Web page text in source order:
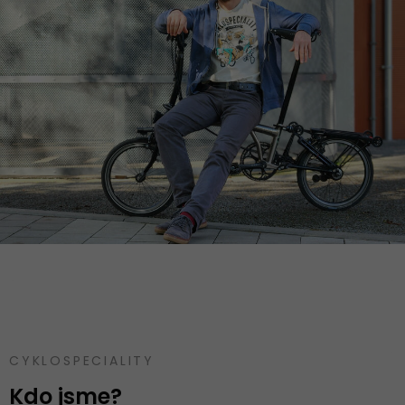
CYKLOSPECIALITY
Kdo jsme?